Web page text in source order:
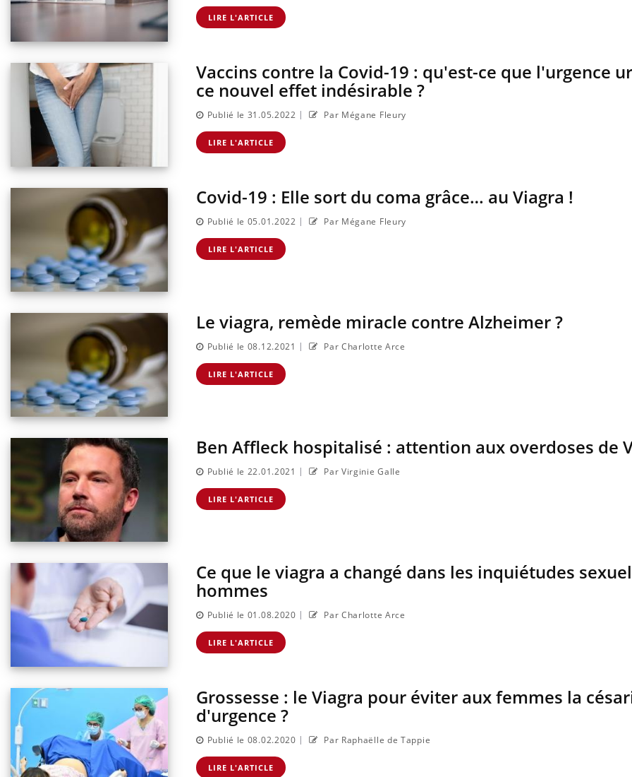
LIRE L'ARTICLE
Vaccins contre la Covid-19 : qu'est-ce que l'urgence
ce nouvel effet indésirable ?
Publié le 31.05.2022 | Par Mégane Fleury
LIRE L'ARTICLE
Covid-19 : Elle sort du coma grâce… au Viagra !
Publié le 05.01.2022 | Par Mégane Fleury
LIRE L'ARTICLE
Le viagra, remède miracle contre Alzheimer ?
Publié le 08.12.2021 | Par Charlotte Arce
LIRE L'ARTICLE
Ben Affleck hospitalisé : attention aux overdoses de
Publié le 22.01.2021 | Par Virginie Galle
LIRE L'ARTICLE
Ce que le viagra a changé dans les inquiétudes
hommes
Publié le 01.08.2020 | Par Charlotte Arce
LIRE L'ARTICLE
Grossesse : le Viagra pour éviter aux femmes la
d'urgence ?
Publié le 08.02.2020 | Par Raphaëlle de Tappie
LIRE L'ARTICLE